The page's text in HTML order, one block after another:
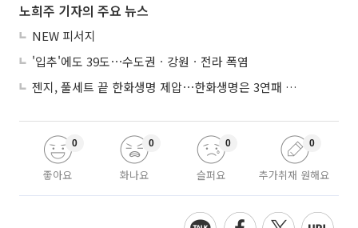
노희주 기자의 주요 뉴스
NEW 피서지
'입추'에도 39도⋯수도권ㆍ강원ㆍ전라 폭염
젠지, 풀세트 끝 한화생명 제압⋯한화생명은 3연패 수렁
좋아요
0
화나요
0
슬퍼요
0
추가취재 원해요
0